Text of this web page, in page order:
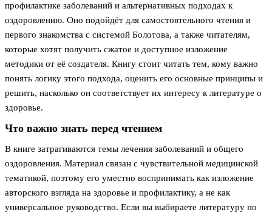
профилактике заболеваний и альтернативных подходах к
оздоровлению. Оно подойдёт для самостоятельного чтения и
первого знакомства с системой Болотова, а также читателям,
которые хотят получить сжатое и доступное изложение
методики от её создателя. Книгу стоит читать тем, кому важно
понять логику этого подхода, оценить его основные принципы и
решить, насколько он соответствует их интересу к литературе о
здоровье.
Что важно знать перед чтением
В книге затрагиваются темы лечения заболеваний и общего
оздоровления. Материал связан с чувствительной медицинской
тематикой, поэтому его уместно воспринимать как изложение
авторского взгляда на здоровье и профилактику, а не как
универсальное руководство. Если вы выбираете литературу по